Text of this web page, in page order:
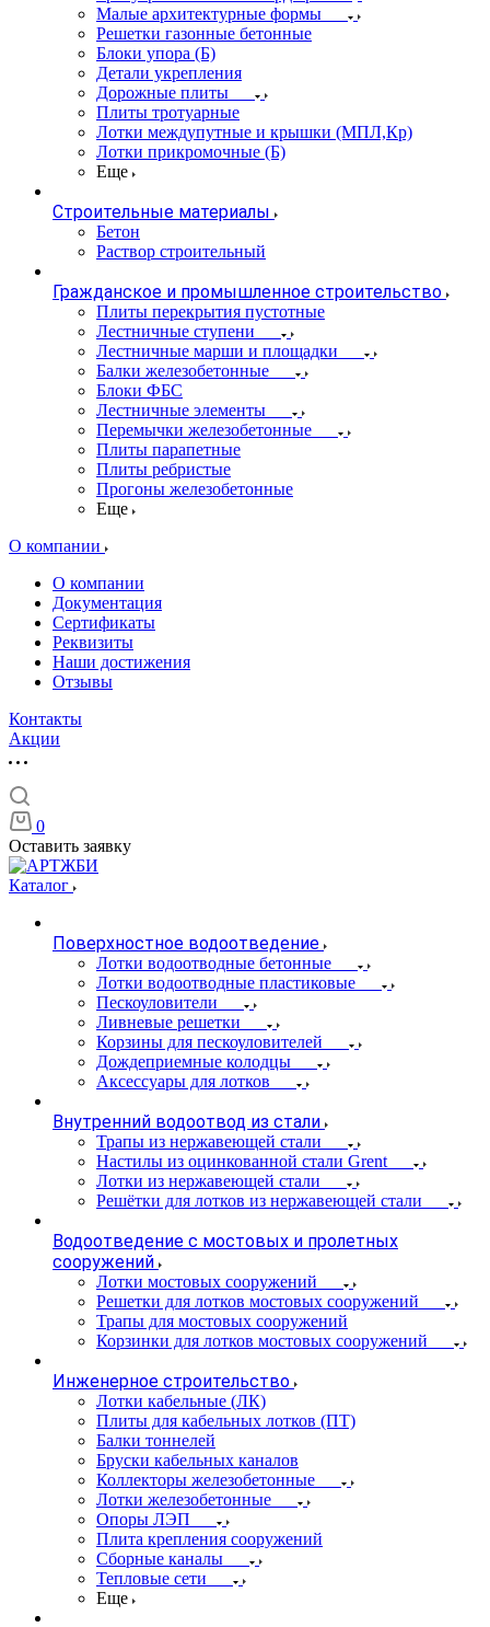
Малые архитектурные формы
Решетки газонные бетонные
Блоки упора (Б)
Детали укрепления
Дорожные плиты
Плиты тротуарные
Лотки междупутные и крышки (МПЛ,Кр)
Лотки прикромочные (Б)
Еще
Строительные материалы
Бетон
Раствор строительный
Гражданское и промышленное строительство
Плиты перекрытия пустотные
Лестничные ступени
Лестничные марши и площадки
Балки железобетонные
Блоки ФБС
Лестничные элементы
Перемычки железобетонные
Плиты парапетные
Плиты ребристые
Прогоны железобетонные
Еще
О компании
О компании
Документация
Сертификаты
Реквизиты
Наши достижения
Отзывы
Контакты
Акции
0
Оставить заявку
Каталог
Поверхностное водоотведение
Лотки водоотводные бетонные
Лотки водоотводные пластиковые
Пескоуловители
Ливневые решетки
Корзины для пескоуловителей
Дождеприемные колодцы
Аксессуары для лотков
Внутренний водоотвод из стали
Трапы из нержавеющей стали
Настилы из оцинкованной стали Grent
Лотки из нержавеющей стали
Решётки для лотков из нержавеющей стали
Водоотведение с мостовых и пролетных
сооружений
Лотки мостовых сооружений
Решетки для лотков мостовых сооружений
Трапы для мостовых сооружений
Корзинки для лотков мостовых сооружений
Инженерное строительство
Лотки кабельные (ЛК)
Плиты для кабельных лотков (ПТ)
Балки тоннелей
Бруски кабельных каналов
Коллекторы железобетонные
Лотки железобетонные
Опоры ЛЭП
Плита крепления сооружений
Сборные каналы
Тепловые сети
Еще